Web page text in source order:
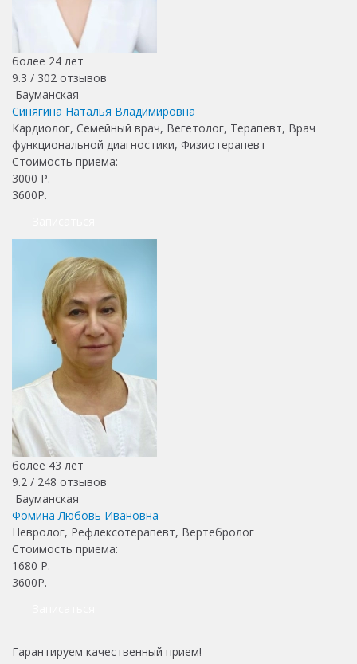
более 24 лет
9.3 / 302 отзывов
Бауманская
Синягина Наталья Владимировна
Кардиолог, Семейный врач, Вегетолог, Терапевт, Врач
функциональной диагностики, Физиотерапевт
Стоимость приема:
3000 Р.
3600Р.
более 43 лет
9.2 / 248 отзывов
Бауманская
Фомина Любовь Ивановна
Невролог, Рефлексотерапевт, Вертебролог
Стоимость приема:
1680 Р.
3600Р.
Гарантируем качественный прием!